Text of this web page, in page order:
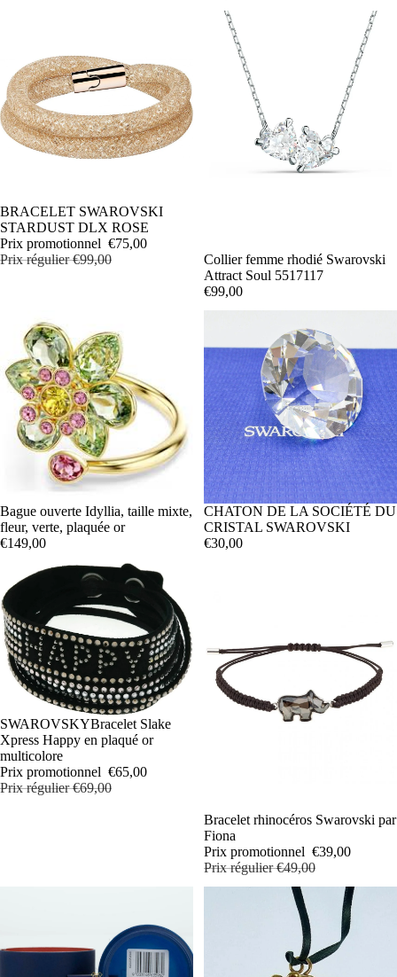
PROMOTION
BRACELET SWAROVSKI
STARDUST DLX ROSE
Prix promotionnel €75,00
Prix régulier€99,00
Collier femme rhodié Swarovski
Attract Soul 5517117
€99,00
Bague ouverte Idyllia, taille mixte,
fleur, verte, plaquée or
€149,00
CHATON DE LA SOCIÉTÉ DU
CRISTAL SWAROVSKI
€30,00
PROMOTION
SWAROVSKYBracelet Slake
Xpress Happy en plaqué or
multicolore
Prix promotionnel €65,00
Prix régulier€69,00
PROMOTION
Bracelet rhinocéros Swarovski par
Fiona
Prix promotionnel €39,00
Prix régulier€49,00